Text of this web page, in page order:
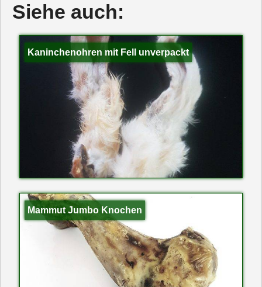
Siehe auch:
Kaninchenohren mit Fell unverpackt
Mammut Jumbo Knochen